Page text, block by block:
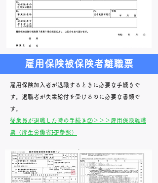
雇用保険被保険者離職票
雇用保険加入者が退職するときに必要な手続きで
す。退職者が失業給付を受けるのに必要な書類で
す。
​従業員が退職した時の手続き②＞＞＞雇用保険離職
票（厚生労働省HP参照）